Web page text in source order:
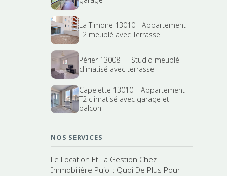
La Timone 13010 - Appartement
T2 meublé avec Terrasse
Périer 13008 — Studio meublé
climatisé avec terrasse
Capelette 13010 – Appartement
T2 climatisé avec garage et
balcon
NOS SERVICES
Le Location Et La Gestion Chez
Immobilière Pujol : Quoi De Plus Pour